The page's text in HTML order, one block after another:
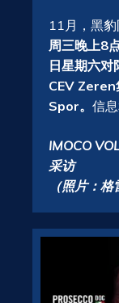
11月，黑
周三晚上8
日星期六对
CEV
Spor。 信
IMOCO
采访
（照片：格